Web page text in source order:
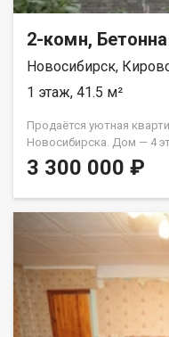
2-комн,
Новосибирск,
1 этаж, 41.5 м²
Продаётся уютная
Новосибирска. Дом — 4
Рядом вся необходимая
остановки, в шаговой
не низко и очень удобно.
подходит под
Звоните и договоримся
3 300 000 ₽